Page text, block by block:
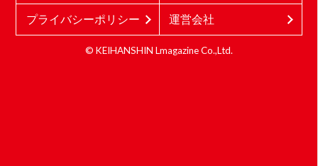
プライバシーポリシー 運営会社
© KEIHANSHIN Lmagazine Co.,Ltd.